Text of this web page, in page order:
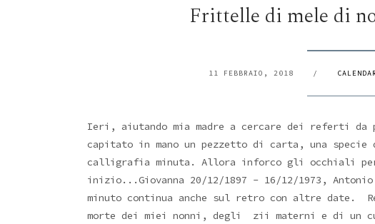
Frittelle di mele di
11 FEBBRAIO, 2018 /
Ieri, aiutando mia madre a cercare dei referti da
capitato in mano un pezzetto di carta, una
calligrafia minuta. Allora inforco gli occhiali
inizio...Giovanna 20/12/1897 - 16/12/1973,
minuto continua anche sul retro con altre date.
morte dei miei nonni, degli zii materni e di un